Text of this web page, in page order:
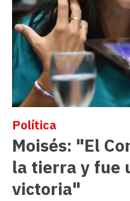
Moisés: "El
la tierra y fue
victoria"
Política